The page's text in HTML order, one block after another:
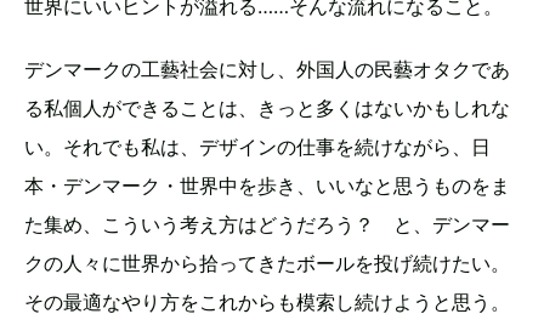
世界にいいヒントが溢れる……そんな流れになること。
デンマークの工藝社会に対し、外国人の民藝オタクであ
る私個人ができることは、きっと多くはないかもしれな
い。それでも私は、デザインの仕事を続けながら、日
本・デンマーク・世界中を歩き、いいなと思うものをま
た集め、こういう考え方はどうだろう？ と、デンマー
クの人々に世界から拾ってきたボールを投げ続けたい。
その最適なやり方をこれからも模索し続けようと思う。